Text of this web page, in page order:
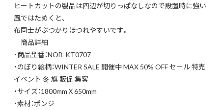
ヒートカットの製品は四辺が切りっぱなしなので設置時に強い
風ではためくと、
布同士がぶつかりほつれやすいです。
商品詳細
・商品型番：NOB-KT0707
・のぼり絵柄：WINTER SALE 開催中 MAX 50% OFF セール 特売
イベント 冬 旗 販促 集客
・サイズ：1800mmＸ650mm
・素材：ポンジ